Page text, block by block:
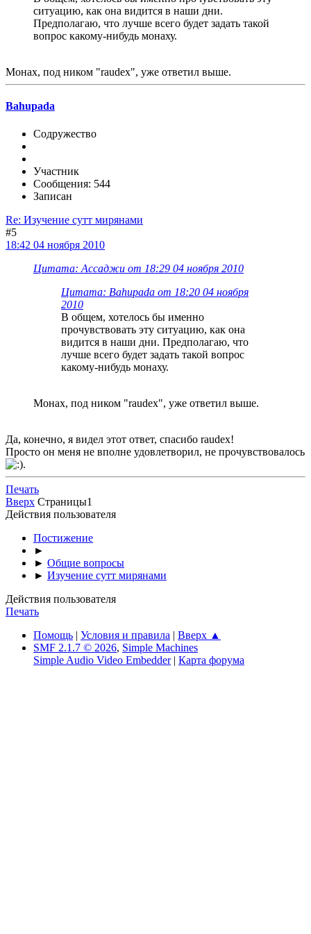
ситуацию, как она видится в наши дни.
Предполагаю, что лучше всего будет задать такой
вопрос какому-нибудь монаху.
Монах, под ником "raudex", уже ответил выше.
Bahupada
Содружество
Участник
Сообщения: 544
Записан
Re: Изучение сутт мирянами
#5
18:42 04 ноября 2010
Цитата: Ассаджи от 18:29 04 ноября 2010
Цитата: Bahupada от 18:20 04 ноября
2010
В общем, хотелось бы именно
прочувствовать эту ситуацию, как она
видится в наши дни. Предполагаю, что
лучше всего будет задать такой вопрос
какому-нибудь монаху.
Монах, под ником "raudex", уже ответил выше.
Да, конечно, я видел этот ответ, спасибо raudex!
Просто он меня не вполне удовлетворил, не прочувствовалось
.
Печать
Вверх Страницы1
Действия пользователя
Постижение
►
► Общие вопросы
► Изучение сутт мирянами
Действия пользователя
Печать
Помощь | Условия и правила | Вверх ▲
SMF 2.1.7 © 2026, Simple Machines
Simple Audio Video Embedder| Карта форума